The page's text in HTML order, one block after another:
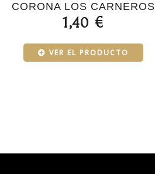
CORONA LOS CARNEROS
1,40 €
VER EL PRODUCTO